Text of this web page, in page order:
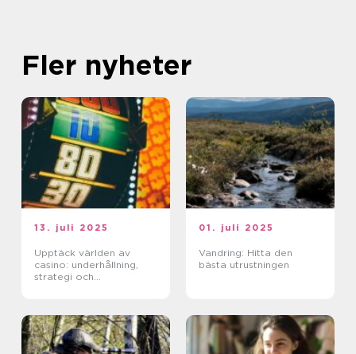
Fler nyheter
13. juli 2025
Upptäck världen av
casino: underhållning,
strategi och
01. juli 2025
Vandring: Hitta den
bästa utrustningen